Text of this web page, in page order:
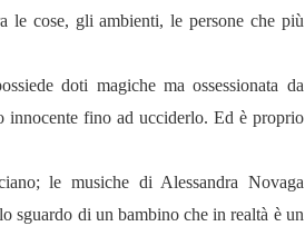
le cose, gli ambienti, le persone che più
doti magiche ma ossessionata da
innocente fino ad ucciderlo. Ed è proprio
le musiche di Alessandra Novaga
sguardo di un bambino che in realtà è un